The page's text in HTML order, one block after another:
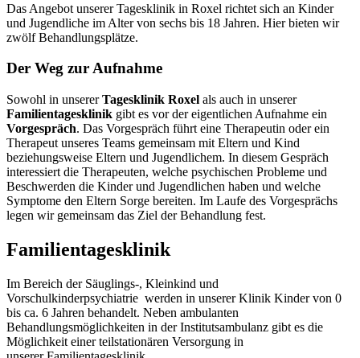
Das Angebot unserer Tagesklinik in Roxel richtet sich an Kinder
und Jugendliche im Alter von sechs bis 18 Jahren. Hier bieten wir
zwölf Behandlungsplätze.
Der Weg zur Aufnahme
Sowohl in unsererTagesklinik Roxel als auch in unserer
Familientagesklinik gibt es vor der eigentlichen Aufnahme ein
Vorgespräch. Das Vorgespräch führt eine Therapeutin oder ein
Therapeut unseres Teams gemeinsam mit Eltern und Kind
beziehungsweise Eltern und Jugendlichem. In diesem Gespräch
interessiert die Therapeuten, welche psychischen Probleme und
Beschwerden die Kinder und Jugendlichen haben und welche
Symptome den Eltern Sorge bereiten. Im Laufe des Vorgesprächs
legen wir gemeinsam das Ziel der Behandlung fest.
Familientagesklinik
Im Bereich der Säuglings-, Kleinkind und
Vorschulkinderpsychiatrie werden in unserer Klinik Kinder von 0
bis ca. 6 Jahren behandelt. Neben ambulanten
Behandlungsmöglichkeiten in der Institutsambulanz gibt es die
Möglichkeit einer teilstationären Versorgung in